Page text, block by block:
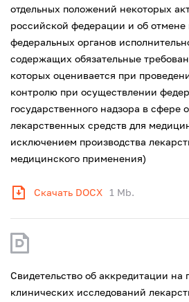
отдельных положений некоторых
российской федерации и об отмене
федеральных органов
содержащих обязательные
которых оценивается при
контролю при осуществлении
государственного надзора в сфере
лекарственных средств для
исключением производства
медицинского применения)
Скачать DOCX 1 Mb.
Свидетельство об аккредитации на
клинических исследований